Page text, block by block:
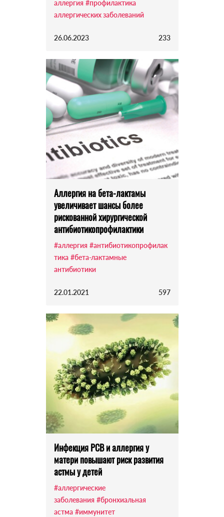
аллергия #профилактика
аллергических заболеваний
26.06.2023 233
Аллергия на бета-лактамы
увеличивает шансы более
рискованной хирургической
антибиотикопрофилактики
#аллергия #антибиотикопрофилак
тика #бета-лактамные
антибиотики
22.01.2021 597
Инфекция РСВ и аллергия у
матери повышают риск развития
астмы у детей
#аллергические
заболевания #бронхиальная
астма #иммунитет